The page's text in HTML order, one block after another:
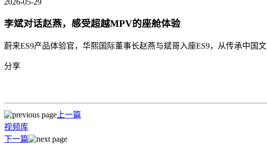
李斌对话赵燕，感受超越MPV的座舱体验
蔚来ES9产品体验官，华熙国际董事长赵燕与斌哥入座ES9，从传承中国
分享
上一篇
视频库
下一篇